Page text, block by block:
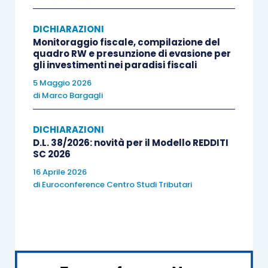
dichiarazione integrativa, la richiesta di
rimborsoed ilcontenzioso giudiziario
eventualmente insorto in conseguenza di errori o
omissioni nella dichiarazione fiscale
dubbi circa l’oggetto ed i limiti della
dichiarazione integrativa
base al quale lapossibilità di emendare la
di un maggior debito d’imposta o di un minor
DICHIARAZIONI
Monitoraggio fiscale, compilazione del
quadro RW e presunzione di evasione per
gli investimenti nei paradisi fiscali
5 Maggio 2026
di Marco Bargagli
DICHIARAZIONI
D.L. 38/2026: novità per il Modello REDDITI
SC 2026
16 Aprile 2026
di Euroconference Centro Studi Tributari